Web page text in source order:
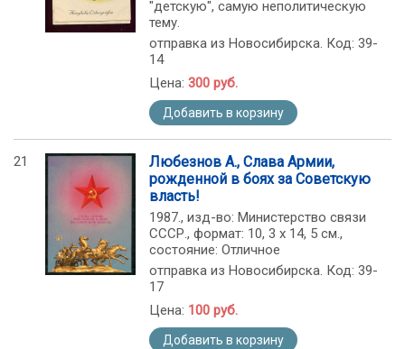
"детскую", самую неполитическую
тему.
отправка из Новосибирска. Код: 39-
14
Цена: 300 руб.
Добавить в корзину
21
Любезнов А., Слава Армии,
рожденной в боях за Советскую
власть!
1987., изд-во: Министерство связи
СССР., формат: 10, 3 х 14, 5 см.,
состояние: Отличное
отправка из Новосибирска. Код: 39-
17
Цена: 100 руб.
Добавить в корзину